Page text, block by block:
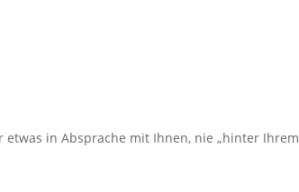
in Absprache mit Ihnen, nie „hinter Ihrem